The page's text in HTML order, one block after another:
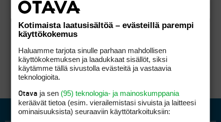
Kotimaista laatusisältöä – evästeillä parempi
käyttökokemus
Haluamme tarjota sinulle parhaan mahdollisen
käyttökokemuksen ja laadukkaat sisällöt, siksi
käytämme tällä sivustolla evästeitä ja vastaavia
teknologioita.
Otava ja sen (95) teknologia- ja mainoskumppania
keräävät tietoa (esim. vierailemis­tasi sivuista ja laitteesi
ominaisuuk­sista) seuraaviin käyttötarkoituksiin: